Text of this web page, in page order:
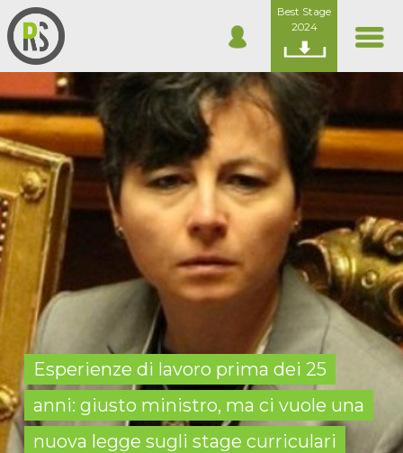
Best Stage
2024
Esperienze di lavoro prima dei 25
anni: giusto ministro, ma ci vuole una
nuova legge sugli stage curriculari